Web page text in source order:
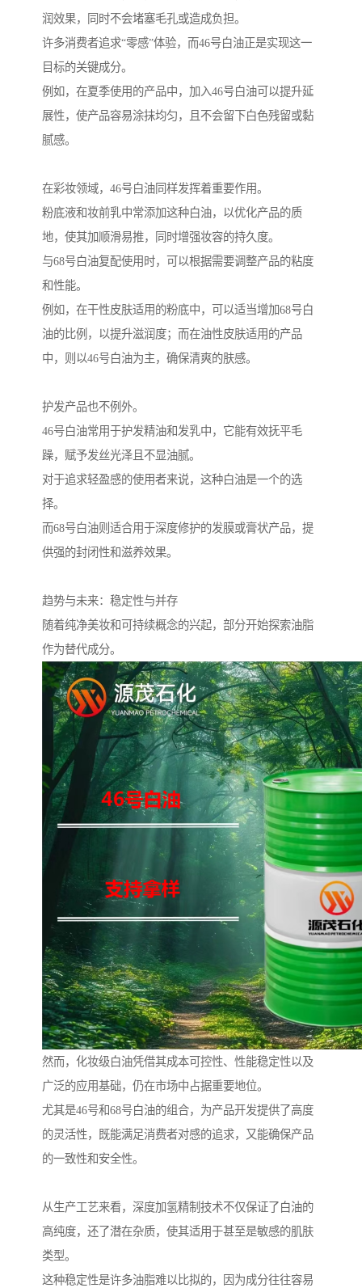
润效果，同时不会堵塞毛孔或造成负担。
许多消费者追求“零感”体验，而46号白油正是实现这一
目标的关键成分。
例如，在夏季使用的产品中，加入46号白油可以提升延
展性，使产品容易涂抹均匀，且不会留下白色残留或黏
腻感。
在彩妆领域，46号白油同样发挥着重要作用。
粉底液和妆前乳中常添加这种白油，以优化产品的质
地，使其加顺滑易推，同时增强妆容的持久度。
与68号白油复配使用时，可以根据需要调整产品的粘度
和性能。
例如，在干性皮肤适用的粉底中，可以适当增加68号白
油的比例，以提升滋润度；而在油性皮肤适用的产品
中，则以46号白油为主，确保清爽的肤感。
护发产品也不例外。
46号白油常用于护发精油和发乳中，它能有效抚平毛
躁，赋予发丝光泽且不显油腻。
对于追求轻盈感的使用者来说，这种白油是一个的选
择。
而68号白油则适合用于深度修护的发膜或膏状产品，提
供强的封闭性和滋养效果。
趋势与未来：稳定性与并存
随着纯净美妆和可持续概念的兴起，部分开始探索油脂
作为替代成分。
然而，化妆级白油凭借其成本可控性、性能稳定性以及
广泛的应用基础，仍在市场中占据重要地位。
尤其是46号和68号白油的组合，为产品开发提供了高度
的灵活性，既能满足消费者对感的追求，又能确保产品
的一致性和安全性。
从生产工艺来看，深度加氢精制技术不仅保证了白油的
高纯度，还了潜在杂质，使其适用于甚至是敏感的肌肤
类型。
这种稳定性是许多油脂难以比拟的，因为成分往往容易